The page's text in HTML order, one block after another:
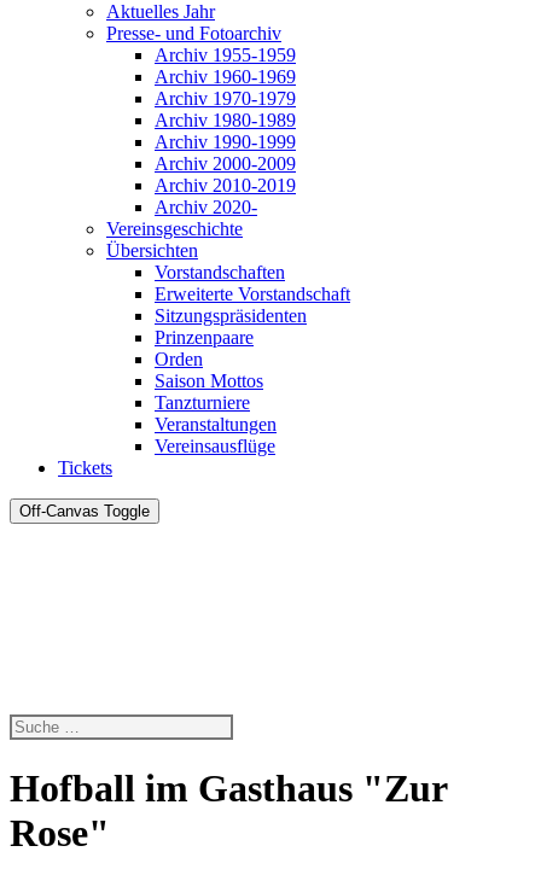
Aktuelles Jahr
Presse- und Fotoarchiv
Archiv 1955-1959
Archiv 1960-1969
Archiv 1970-1979
Archiv 1980-1989
Archiv 1990-1999
Archiv 2000-2009
Archiv 2010-2019
Archiv 2020-
Vereinsgeschichte
Übersichten
Vorstandschaften
Erweiterte Vorstandschaft
Sitzungspräsidenten
Prinzenpaare
Orden
Saison Mottos
Tanzturniere
Veranstaltungen
Vereinsausflüge
Tickets
Off-Canvas Toggle
Hofball im Gasthaus "Zur
Rose"